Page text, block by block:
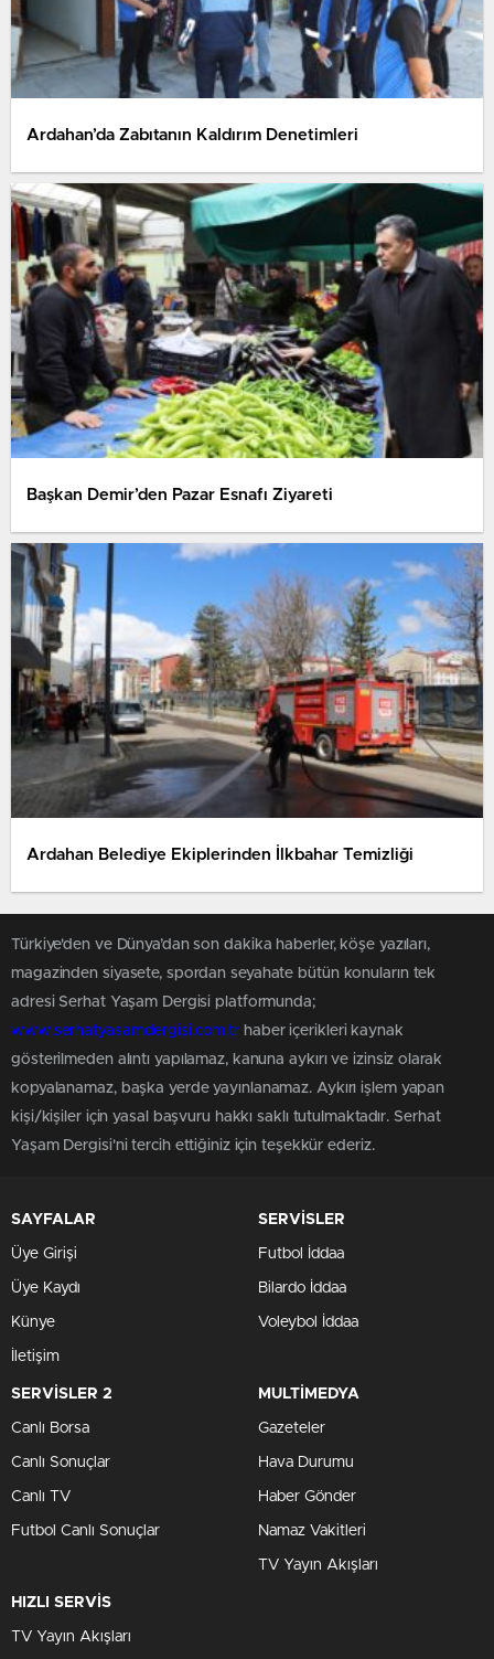
Ardahan’da Zabıtanın Kaldırım Denetimleri
Başkan Demir’den Pazar Esnafı Ziyareti
Ardahan Belediye Ekiplerinden İlkbahar Temizliği
Türkiye'den ve Dünya’dan son dakika haberler, köşe yazıları,
magazinden siyasete, spordan seyahate bütün konuların tek
adresi Serhat Yaşam Dergisi platformunda;
www.serhatyasamdergisi.com.tr haber içerikleri kaynak
gösterilmeden alıntı yapılamaz, kanuna aykırı ve izinsiz olarak
kopyalanamaz, başka yerde yayınlanamaz. Aykırı işlem yapan
kişi/kişiler için yasal başvuru hakkı saklı tutulmaktadır. Serhat
Yaşam Dergisi'ni tercih ettiğiniz için teşekkür ederiz.
SAYFALAR
Üye Girişi
Üye Kaydı
Künye
İletişim
SERVİSLER
Futbol İddaa
Bilardo İddaa
Voleybol İddaa
SERVİSLER 2
Canlı Borsa
Canlı Sonuçlar
Canlı TV
Futbol Canlı Sonuçlar
MULTİMEDYA
Gazeteler
Hava Durumu
Haber Gönder
Namaz Vakitleri
TV Yayın Akışları
HIZLI SERVİS
TV Yayın Akışları